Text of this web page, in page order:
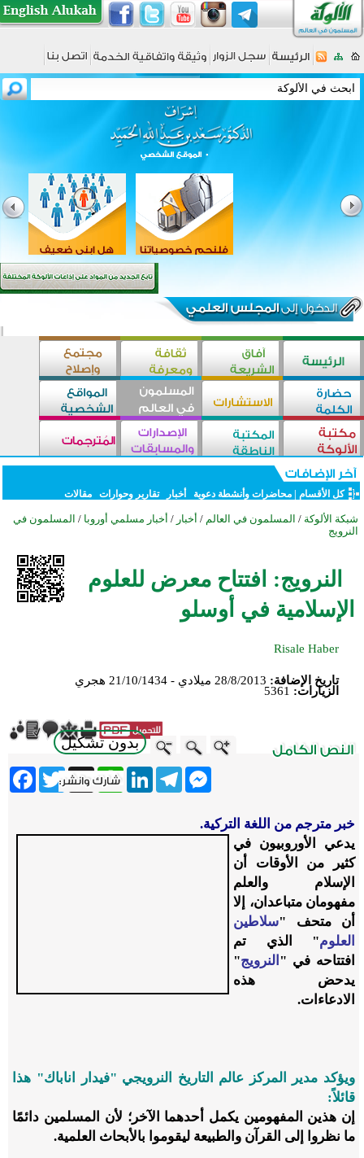
كل الأقسام |محاضرات وأنشطة دعوية أخبار تقارير وحوارات مقالات
شبكة الألوكة / المسلمون في العالم / أخبار / أخبار مسلمي أوروبا / المسلمون في
النرويج
النرويج: افتتاح معرض للعلوم
الإسلامية في أوسلو
Risale Haber
تاريخ الإضافة: 28/8/2013 ميلادي - 21/10/1434 هجري
الزيارات: 5361
بدون تشكيل
Twitter X
WhatsApp
LinkedInTelegram
Messenger
خبر مترجم من اللغة التركية.
يدعي الأوروبيون في
كثير من الأوقات أن
الإسلام والعلم
مفهومان متباعدان، إلا
أن متحف "سلاطين
العلوم" الذي تم
افتتاحه في " النرويج"
يدحض هذه
الادعاءات.
ويؤكد مدير المركز عالم التاريخ النرويجي "فيدار اناباك" هذا
قائلاً:
إن هذين المفهومين يكمل أحدهما الآخر؛ لأن المسلمين دائمًا
ما نظروا إلى القرآن والطبيعة ليقوموا بالأبحاث العلمية.